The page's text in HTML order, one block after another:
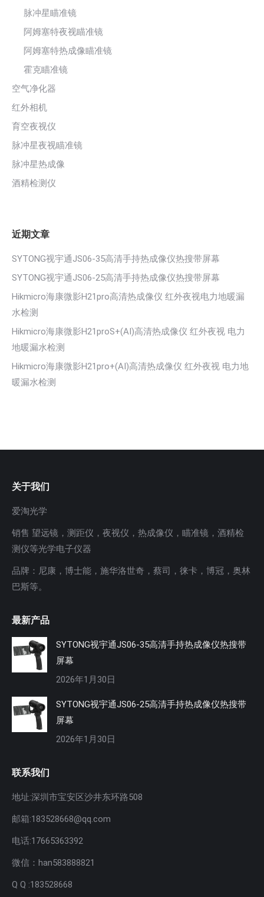
脉冲星瞄准镜
阿姆塞特夜视瞄准镜
阿姆塞特热成像瞄准镜
霍克瞄准镜
空气净化器
红外相机
育空夜视仪
脉冲星夜视瞄准镜
脉冲星热成像
酒精检测仪
近期文章
SYTONG视宇通JS06-35高清手持热成像仪热搜带屏幕
SYTONG视宇通JS06-25高清手持热成像仪热搜带屏幕
Hikmicro海康微影H21pro高清热成像仪 红外夜视电力地暖漏
水检测
Hikmicro海康微影H21proS+(AI)高清热成像仪 红外夜视 电力
地暖漏水检测
Hikmicro海康微影H21pro+(AI)高清热成像仪 红外夜视 电力地
暖漏水检测
关于我们
爱淘光学
销售 望远镜，测距仪，夜视仪，热成像仪，瞄准镜，酒精检
测仪等光学电子仪器
品牌：尼康，博士能，施华洛世奇，蔡司，徕卡，博冠，奥林
巴斯等。
最新产品
SYTONG视宇通JS06-35高清手持热成像仪热搜带
屏幕
2026年1月30日
SYTONG视宇通JS06-25高清手持热成像仪热搜带
屏幕
2026年1月30日
联系我们
地址:深圳市宝安区沙井东环路508
邮箱:183528668@qq.com
电话:17665363392
微信：han583888821
Q Q :183528668